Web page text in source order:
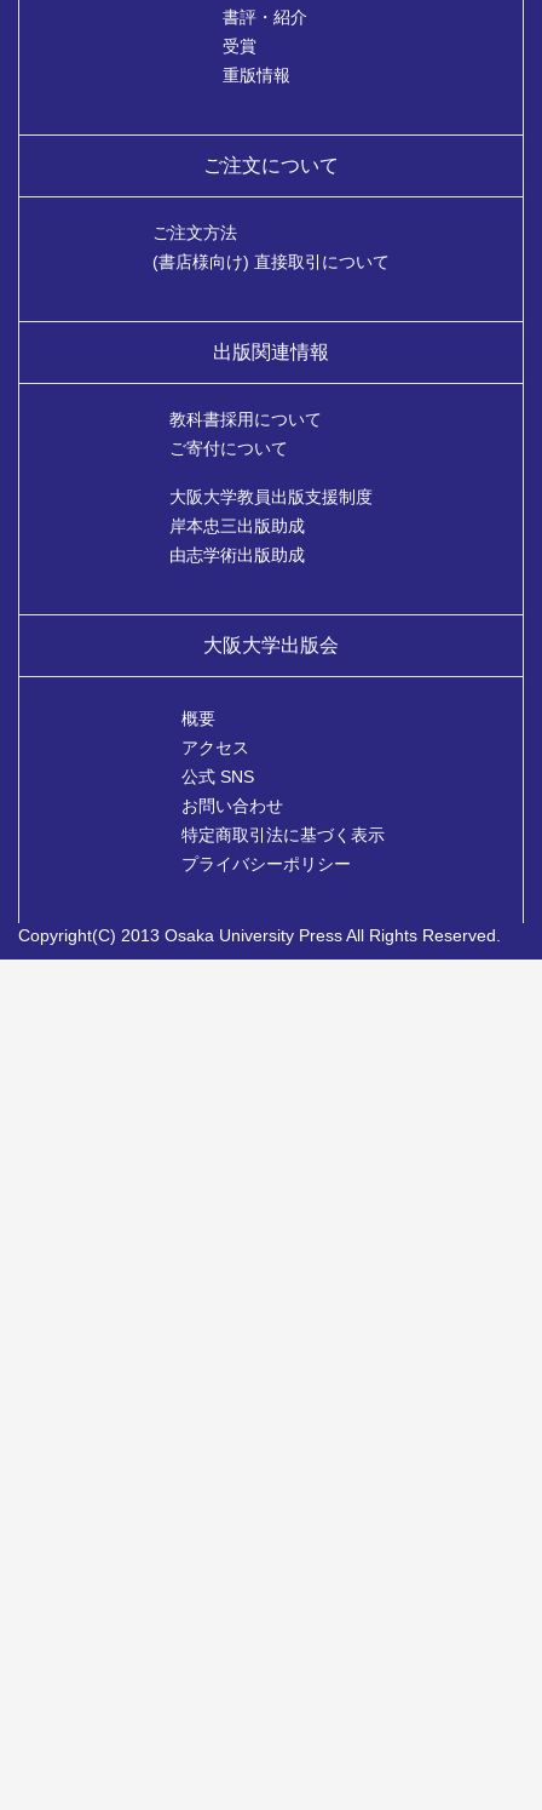
書評・紹介
受賞
重版情報
ご注文について
ご注文方法
(書店様向け) 直接取引について
出版関連情報
教科書採用について
ご寄付について
大阪大学教員出版支援制度
岸本忠三出版助成
由志学術出版助成
大阪大学出版会
概要
アクセス
公式 SNS
お問い合わせ
特定商取引法に基づく表示
プライバシーポリシー
Copyright(C) 2013 Osaka University Press All Rights Reserved.